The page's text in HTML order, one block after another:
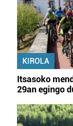
KIROLA
Itsasoko
29an egingo